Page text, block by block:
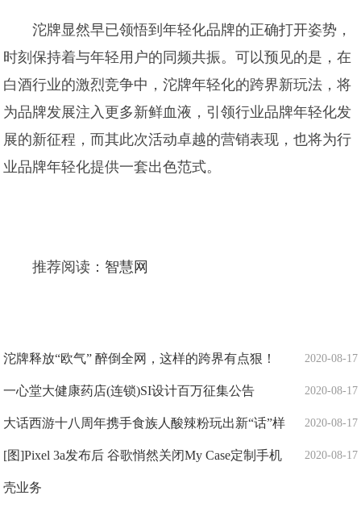
沱牌显然早已领悟到年轻化品牌的正确打开姿势，
时刻保持着与年轻用户的同频共振。可以预见的是，在
白酒行业的激烈竞争中，沱牌年轻化的跨界新玩法，将
为品牌发展注入更多新鲜血液，引领行业品牌年轻化发
展的新征程，而其此次活动卓越的营销表现，也将为行
业品牌年轻化提供一套出色范式。
推荐阅读： 智慧网
2020-08-17
沱牌释放“欧气” 醉倒全网，这样的跨界有点狠！
2020-08-17
一心堂大健康药店(连锁)SI设计百万征集公告
2020-08-17
大话西游十八周年携手食族人酸辣粉玩出新“话”样
2020-08-17
[图]Pixel 3a发布后 谷歌悄然关闭My Case定制手机
壳业务